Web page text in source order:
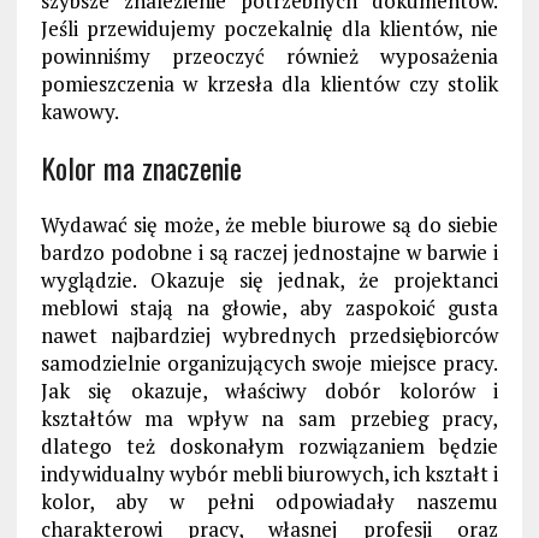
Jeśli przewidujemy poczekalnię dla klientów, nie
powinniśmy przeoczyć również wyposażenia
pomieszczenia w krzesła dla klientów czy stolik
kawowy.
Kolor ma znaczenie
Wydawać się może, że meble biurowe są do siebie
bardzo podobne i są raczej jednostajne w barwie i
wyglądzie. Okazuje się jednak, że projektanci
meblowi stają na głowie, aby zaspokoić gusta
nawet najbardziej wybrednych przedsiębiorców
samodzielnie organizujących swoje miejsce pracy.
Jak się okazuje, właściwy dobór kolorów i
kształtów ma wpływ na sam przebieg pracy,
dlatego też doskonałym rozwiązaniem będzie
indywidualny wybór mebli biurowych, ich kształt i
kolor, aby w pełni odpowiadały naszemu
charakterowi pracy, własnej profesji oraz